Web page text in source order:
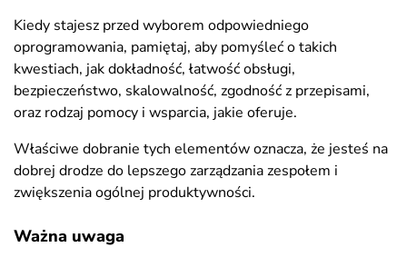
Kiedy stajesz przed wyborem odpowiedniego
oprogramowania, pamiętaj, aby pomyśleć o takich
kwestiach, jak dokładność, łatwość obsługi,
bezpieczeństwo, skalowalność, zgodność z przepisami,
oraz rodzaj pomocy i wsparcia, jakie oferuje.
Właściwe dobranie tych elementów oznacza, że jesteś na
dobrej drodze do lepszego zarządzania zespołem i
zwiększenia ogólnej produktywności.
Ważna uwaga